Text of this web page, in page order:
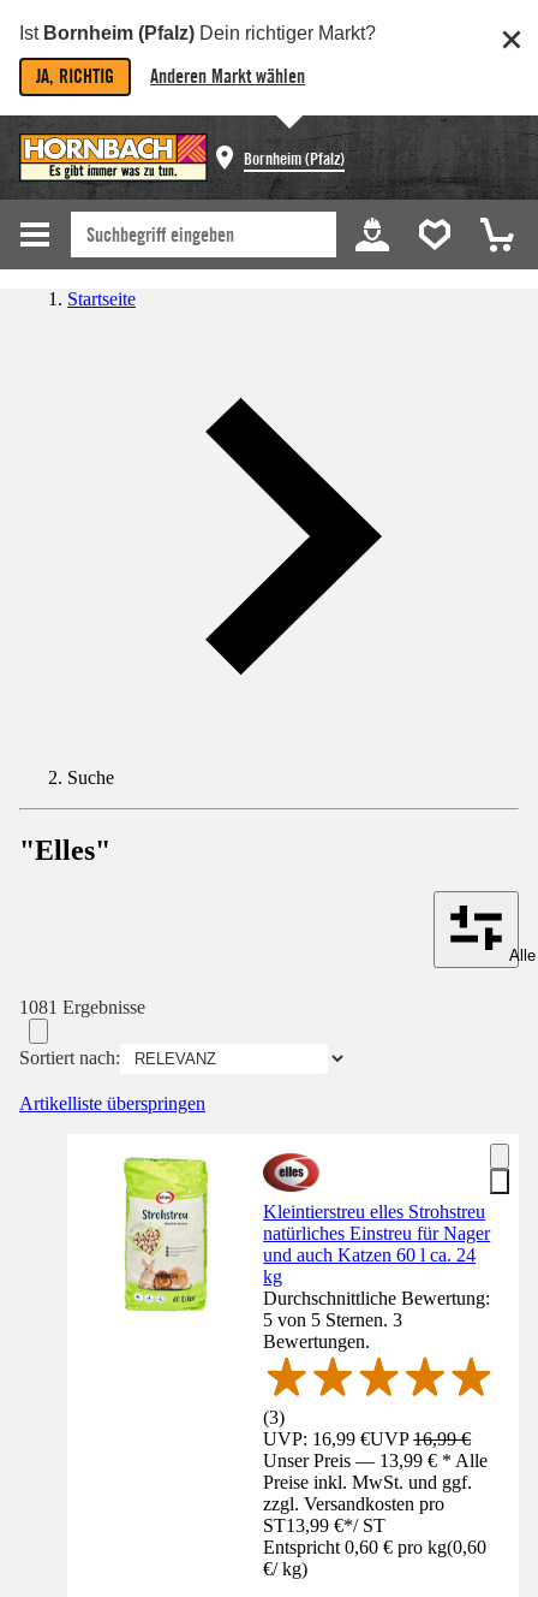
Ist Bornheim (Pfalz) Dein richtiger Markt?
JA, RICHTIG Anderen Markt wählen
Bornheim (Pfalz)
Startseite
Suche
"Elles"
1081 Ergebnisse
Sortiert nach:
Artikelliste überspringen
Kleintierstreu elles Strohstreu
natürliches Einstreu für Nager
und auch Katzen 60 l ca. 24
kg
Durchschnittliche Bewertung:
5 von 5 Sternen. 3
Bewertungen.
(3)
UVP: 16,99 €UVP16,99 €
Unser Preis — 13,99 € * Alle
Preise inkl. MwSt. und ggf.
zzgl. Versandkosten pro
ST13,99 €*/ ST
Entspricht 0,60 € pro kg(0,60
€/ kg)